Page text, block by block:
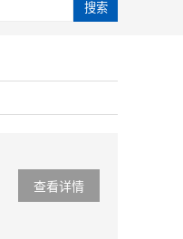
搜索
查看详情